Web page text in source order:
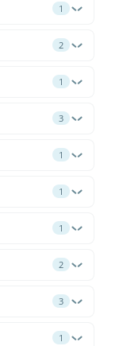
1
2
1
3
1
1
1
2
3
1